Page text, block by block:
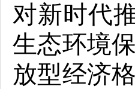
对新时代
生态环境
放型经济